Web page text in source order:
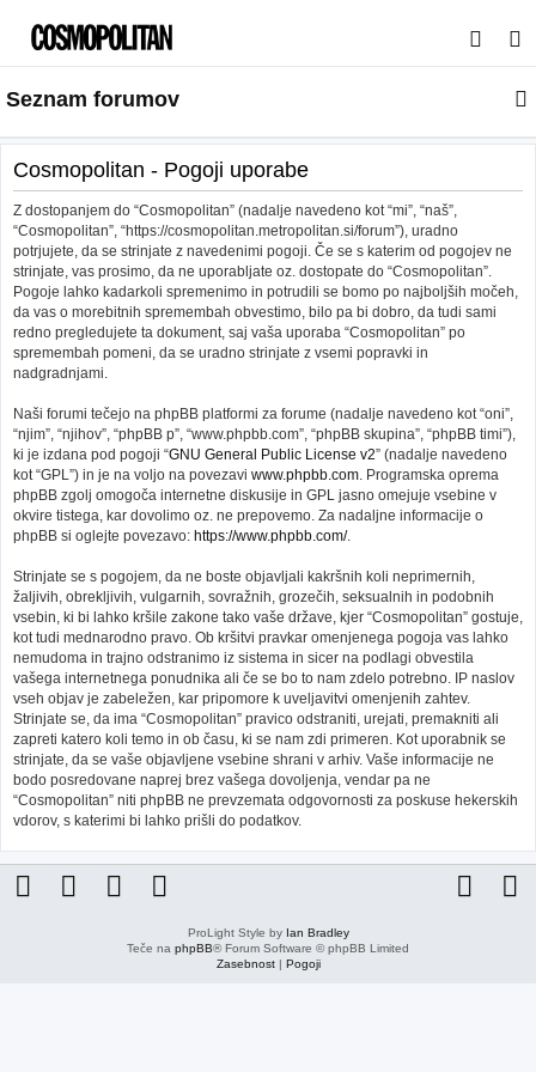
s
a
j
Seznam forumov
Cosmopolitan - Pogoji uporabe
Z dostopanjem do “Cosmopolitan” (nadalje navedeno kot “mi”, “naš”,
“Cosmopolitan”, “https://cosmopolitan.metropolitan.si/forum”), uradno
potrjujete, da se strinjate z navedenimi pogoji. Če se s katerim od pogojev ne
strinjate, vas prosimo, da ne uporabljate oz. dostopate do “Cosmopolitan”.
Pogoje lahko kadarkoli spremenimo in potrudili se bomo po najboljših močeh,
da vas o morebitnih spremembah obvestimo, bilo pa bi dobro, da tudi sami
redno pregledujete ta dokument, saj vaša uporaba “Cosmopolitan” po
spremembah pomeni, da se uradno strinjate z vsemi popravki in
nadgradnjami.
Naši forumi tečejo na phpBB platformi za forume (nadalje navedeno kot “oni”,
“njim”, “njihov”, “phpBB p”, “www.phpbb.com”, “phpBB skupina”, “phpBB timi”),
ki je izdana pod pogoji “GNU General Public License v2” (nadalje navedeno
kot “GPL”) in je na voljo na povezavi www.phpbb.com. Programska oprema
phpBB zgolj omogoča internetne diskusije in GPL jasno omejuje vsebine v
okvire tistega, kar dovolimo oz. ne prepovemo. Za nadaljne informacije o
phpBB si oglejte povezavo: https://www.phpbb.com/.
Strinjate se s pogojem, da ne boste objavljali kakršnih koli neprimernih,
žaljivih, obrekljivih, vulgarnih, sovražnih, grozečih, seksualnih in podobnih
vsebin, ki bi lahko kršile zakone tako vaše države, kjer “Cosmopolitan” gostuje,
kot tudi mednarodno pravo. Ob kršitvi pravkar omenjenega pogoja vas lahko
nemudoma in trajno odstranimo iz sistema in sicer na podlagi obvestila
vašega internetnega ponudnika ali če se bo to nam zdelo potrebno. IP naslov
vseh objav je zabeležen, kar pripomore k uveljavitvi omenjenih zahtev.
Strinjate se, da ima “Cosmopolitan” pravico odstraniti, urejati, premakniti ali
zapreti katero koli temo in ob času, ki se nam zdi primeren. Kot uporabnik se
strinjate, da se vaše objavljene vsebine shrani v arhiv. Vaše informacije ne
bodo posredovane naprej brez vašega dovoljenja, vendar pa ne
“Cosmopolitan” niti phpBB ne prevzemata odgovornosti za poskuse hekerskih
vdorov, s katerimi bi lahko prišli do podatkov.
ProLight Style by Ian Bradley
Teče na phpBB® Forum Software © phpBB Limited
Zasebnost| Pogoji